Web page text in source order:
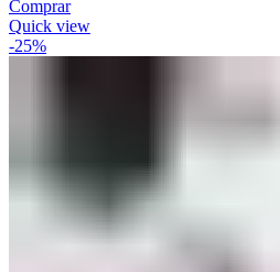
Comprar
Quick view
-25%